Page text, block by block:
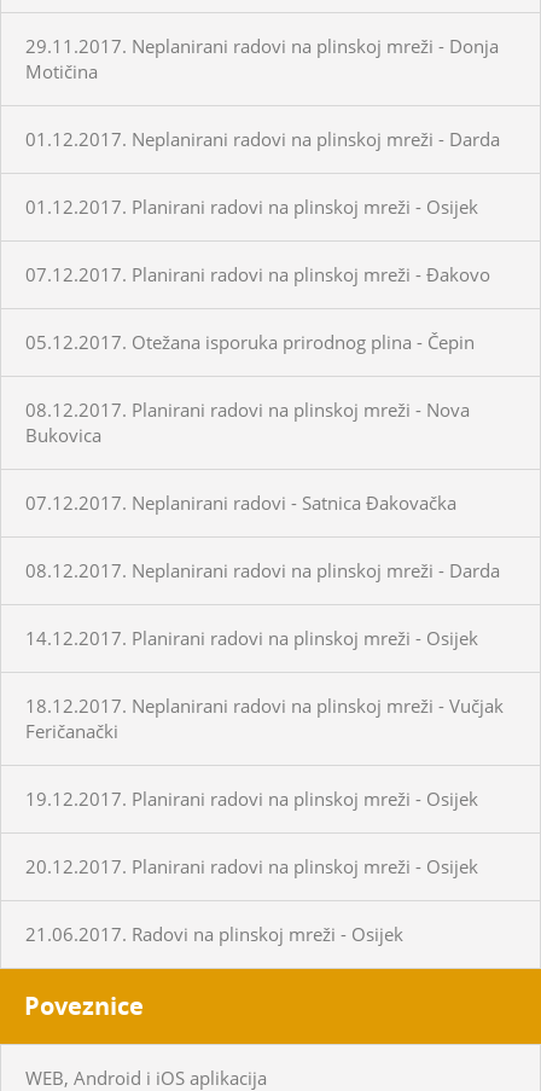
29.11.2017. Neplanirani radovi na plinskoj mreži - Donja
Motičina
01.12.2017. Neplanirani radovi na plinskoj mreži - Darda
01.12.2017. Planirani radovi na plinskoj mreži - Osijek
07.12.2017. Planirani radovi na plinskoj mreži - Đakovo
05.12.2017. Otežana isporuka prirodnog plina - Čepin
08.12.2017. Planirani radovi na plinskoj mreži - Nova
Bukovica
07.12.2017. Neplanirani radovi - Satnica Đakovačka
08.12.2017. Neplanirani radovi na plinskoj mreži - Darda
14.12.2017. Planirani radovi na plinskoj mreži - Osijek
18.12.2017. Neplanirani radovi na plinskoj mreži - Vučjak
Feričanački
19.12.2017. Planirani radovi na plinskoj mreži - Osijek
20.12.2017. Planirani radovi na plinskoj mreži - Osijek
21.06.2017. Radovi na plinskoj mreži - Osijek
Poveznice
WEB, Android i iOS aplikacija